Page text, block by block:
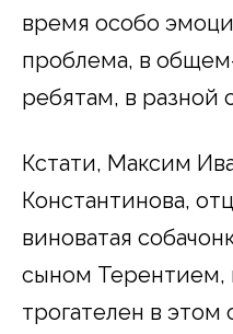
время особо
проблема, в
ребятам, в разной
Кстати, Максим
Константинова,
виноватая
сыном Терентием,
трогателен в этом